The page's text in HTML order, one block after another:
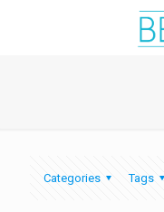
Categories Tags